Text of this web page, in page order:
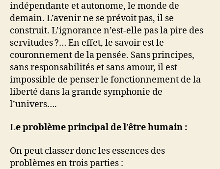
indépendante et autonome, le monde de
demain. L’avenir ne se prévoit pas, il se
construit. L’ignorance n’est-elle pas la pire des
servitudes ?… En effet, le savoir est le
couronnement de la pensée. Sans principes,
sans responsabilités et sans amour, il est
impossible de penser le fonctionnement de la
liberté dans la grande symphonie de
l’univers….
Le problème principal de l’être humain :
On peut classer donc les essences des
problèmes en trois parties :